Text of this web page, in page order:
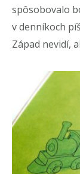
spôsobovalo
v denníkoch
Západ nevidí,